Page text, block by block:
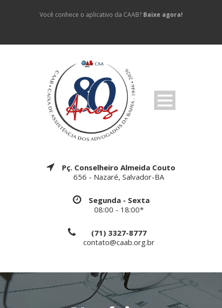
Você conhece o aplicativo da CAAB? Baixe agora!
Pç. Conselheiro Almeida Couto
656 - Nazaré, Salvador-BA
Segunda - Sexta
08:00 - 18:00*
(71) 3327-8777
contato@caab.org.br